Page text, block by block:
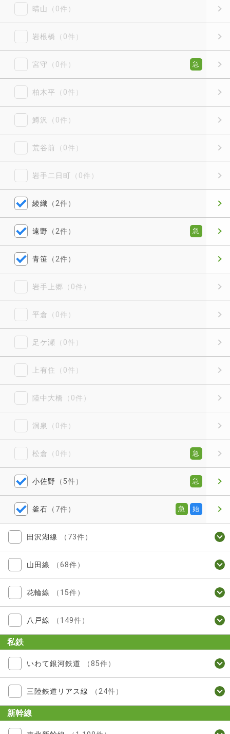
晴山 （0件）
岩根橋 （0件）
宮守 （0件） 急
柏木平 （0件）
鱒沢 （0件）
荒谷前 （0件）
岩手二日町 （0件）
綾織 （2件）
遠野 （2件） 急
青笹 （2件）
岩手上郷 （0件）
平倉 （0件）
足ケ瀬 （0件）
上有住 （0件）
陸中大橋 （0件）
洞泉 （0件）
松倉 （0件） 急
小佐野 （5件） 急
釜石 （7件） 急 始
田沢湖線 （73件）
山田線 （68件）
花輪線 （15件）
八戸線 （149件）
私鉄
いわて銀河鉄道 （85件）
三陸鉄道リアス線 （24件）
新幹線